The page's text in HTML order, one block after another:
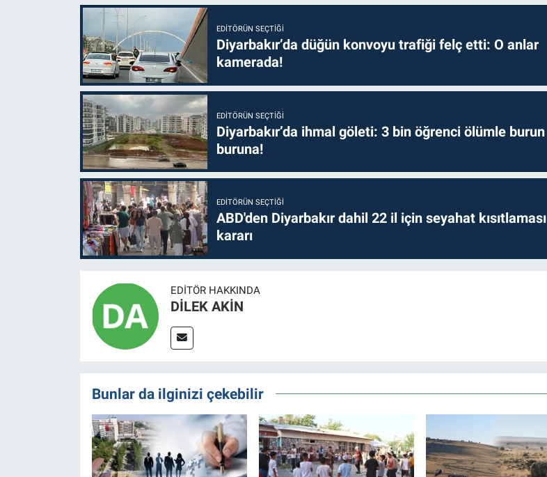
EDITÖRÜN SEÇTIĞI
Diyarbakır’da düğün konvoyu trafiği felç etti: O anlar
kamerada!
EDITÖRÜN SEÇTIĞI
Diyarbakır’da ihmal göleti: 3 bin öğrenci ölümle burun
buruna!
EDITÖRÜN SEÇTIĞI
ABD'den Diyarbakır dahil 22 il için seyahat kısıtlaması
kararı
EDITÖR HAKKINDA
DİLEK AKİN
Bunlar da ilginizi çekebilir